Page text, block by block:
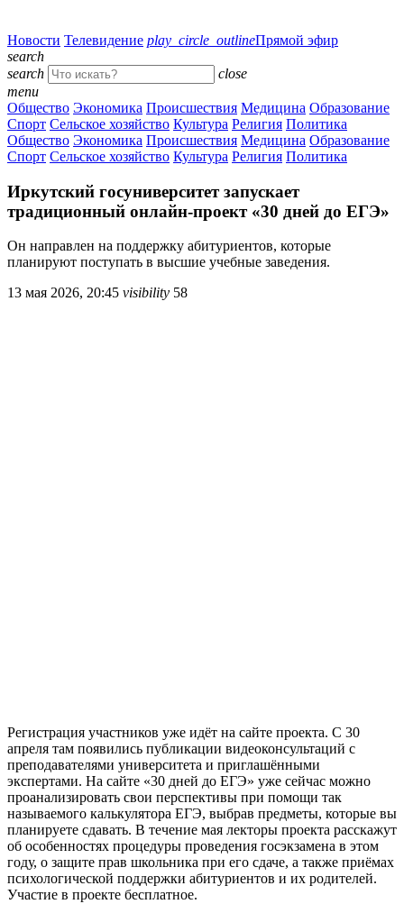
Новости Телевидение play_circle_outlineПрямой эфир
search
search
close
menu
Общество Экономика Происшествия Медицина Образование
Спорт Сельское хозяйство Культура Религия Политика
Общество Экономика Происшествия Медицина Образование
Спорт Сельское хозяйство Культура Религия Политика
Иркутский госуниверситет запускает
традиционный онлайн-проект «30 дней до ЕГЭ»
Он направлен на поддержку абитуриентов, которые
планируют поступать в высшие учебные заведения.
13 мая 2026, 20:45 visibility 58
Регистрация участников уже идёт на сайте проекта. С 30
апреля там появились публикации видеоконсультаций с
преподавателями университета и приглашёнными
экспертами. На сайте «30 дней до ЕГЭ» уже сейчас можно
проанализировать свои перспективы при помощи так
называемого калькулятора ЕГЭ, выбрав предметы, которые вы
планируете сдавать. В течение мая лекторы проекта расскажут
об особенностях процедуры проведения госэкзамена в этом
году, о защите прав школьника при его сдаче, а также приёмах
психологической поддержки абитуриентов и их родителей.
Участие в проекте бесплатное.